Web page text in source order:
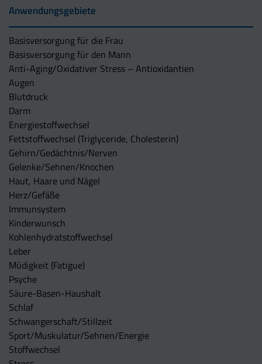
Anwendungsgebiete
Basisversorgung für die Frau
Basisversorgung für den Mann
Anti-Aging/Oxidativer Stress – Antioxidantien
Augen
Blutdruck
Darm
Energiestoffwechsel
Fettstoffwechsel (Triglyceride, Cholesterin)
Gehirn/Gedächtnis/Nerven
Gelenke/Sehnen/Knochen
Haut, Haare und Nägel
Herz/Gefäße
Immunsystem
Kinderwunsch
Kohlenhydratstoffwechsel
Leber
Müdigkeit (Fatigue)
Psyche
Säure-Basen-Haushalt
Schlaf
Schwangerschaft/Stillzeit
Sport/Muskulatur/Sehnen/Energie
Stoffwechsel